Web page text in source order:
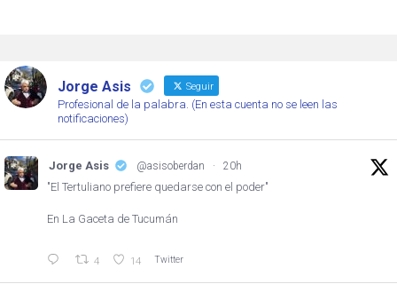
Jorge Asis Seguir
Profesional de la palabra. (En esta cuenta no se leen las
notificaciones)
Jorge Asis @asisoberdan · 20h
"El Tertuliano prefiere quedarse con el poder"
En La Gaceta de Tucumán
4 14 Twitter